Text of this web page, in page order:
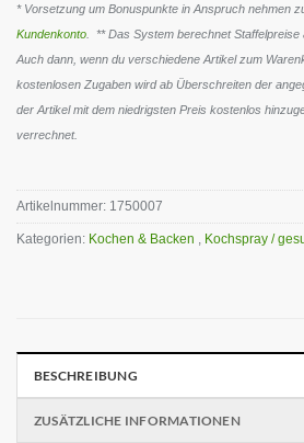
* Vorsetzung um Bonuspunkte in Anspruch nehmen
Kundenkonto . ** Das System berechnet
Auch dann, wenn du verschiedene Artikel zum
kostenlosen Zugaben wird ab Überschreiten der
der Artikel mit dem niedrigsten Preis kostenlos
verrechnet.
Artikelnummer: 1750007
Kategorien: Kochen & Backen , Kochspray /
BESCHREIBUNG
ZUSÄTZLICHE INFORMATIONEN